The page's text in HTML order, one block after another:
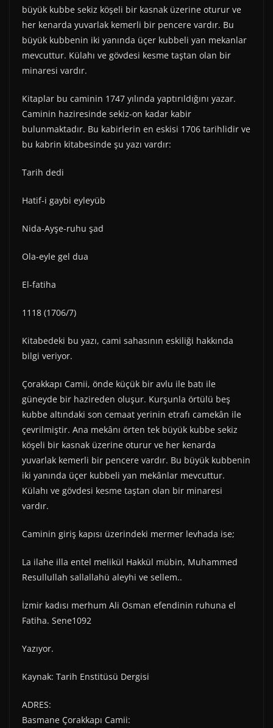
büyük kubbe sekiz köşeli bir kasnak üzerine oturur ve
her kenarda yuvarlak kemerli bir pencere vardır. Bu
büyük kubbenin iki yanında üçer kubbeli yan mekanlar
mevcuttur. Külahı ve gövdesi kesme taştan olan bir
minaresi vardır.
Kitaplar bu caminin 1747 yılında yaptırıldığını yazar.
Caminin haziresinde sekiz-on kadar kabir
bulunmaktadır. Bu kabirlerin en eskisi 1706 tarihlidir ve
bu kabrin kitabesinde şu yazı vardır:
Tarih dedi
Hatif-i gaybi eyleyüb
Nida-Ayşe-ruhu şad
Ola-eyle gel dua
El-fatiha
1118 (1706/7)
Kitabedeki bu yazı, cami sahasının eskiliği hakkında
bilgi veriyor.
Çorakkapı Camii, önde küçük bir avlu ile batı ile
güneyde bir hazireden oluşur. Kurşunla örtülü beş
kubbe altındaki son cemaat yerinin etrafı camekân ile
çevrilmiştir. Ana mekânı örten tek büyük kubbe sekiz
köşeli bir kasnak üzerine oturur ve her kenarda
yuvarlak kemerli bir pencere vardır. Bu büyük kubbenin
iki yanında üçer kubbeli yan mekânlar mevcuttur.
Külahı ve gövdesi kesme taştan olan bir minaresi
vardır.
Caminin giriş kapısı üzerindeki mermer levhada ise;
La ilahe illa entel melikül Hakkül mübin, Muhammed
Resullullah sallallahü aleyhi ve sellem..
İzmir kadısı merhum Ali Osman efendinin ruhuna el
Fatiha. Sene1092
Yazıyor.
Kaynak: Tarih Enstitüsü Dergisi
ADRES:
Basmane Çorakkapı Camii: